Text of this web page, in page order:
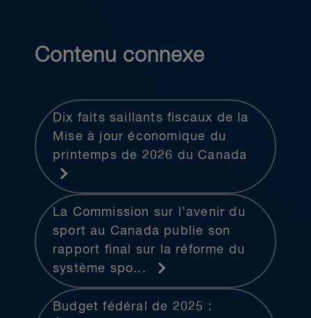
Contenu connexe
Dix faits saillants fiscaux de la
Mise à jour économique du
printemps de 2026 du Canada
La Commission sur l’avenir du
sport au Canada publie son
rapport final sur la réforme du
système spo...
Budget fédéral de 2025 :